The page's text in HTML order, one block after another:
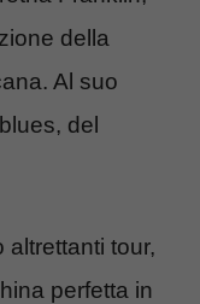
della
Al suo
del
tour,
perfetta in